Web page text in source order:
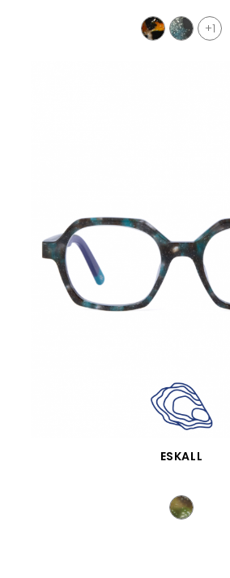
+1
SCHNELLANSICHT
ESKALL